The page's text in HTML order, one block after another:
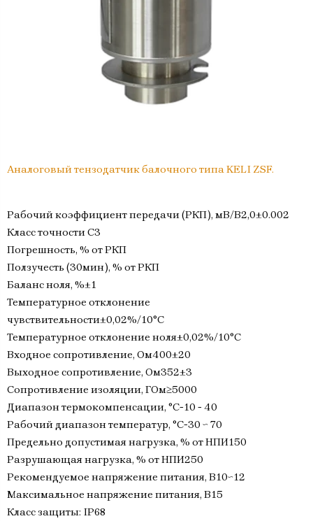
Аналоговый тензодатчик балочного типа KELI ZSF.
Рабочий коэффициент передачи (РКП), мВ/В2,0±0.002
Класс точности C3
Погрешность, % от РКП
Ползучесть (30мин), % от РКП
Баланс ноля, %±1
Температурное отклонение
чувствительности±0,02%/10°C
Температурное отклонение ноля±0,02%/10°C
Входное сопротивление, Ом400±20
Выходное сопротивление, Ом352±3
Сопротивление изоляции, ГОм≥5000
Диапазон термокомпенсации, °С-10 - 40
Рабочий диапазон температур, °С-30 ~ 70
Предельно допустимая нагрузка, % от НПИ150
Разрушающая нагрузка, % от НПИ250
Рекомендуемое напряжение питания, В10~12
Максимальное напряжение питания, В15
Класс защиты: IP68